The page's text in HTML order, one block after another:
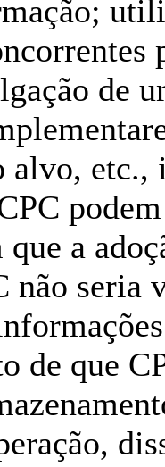
de
etc.,
a
não seria
de que